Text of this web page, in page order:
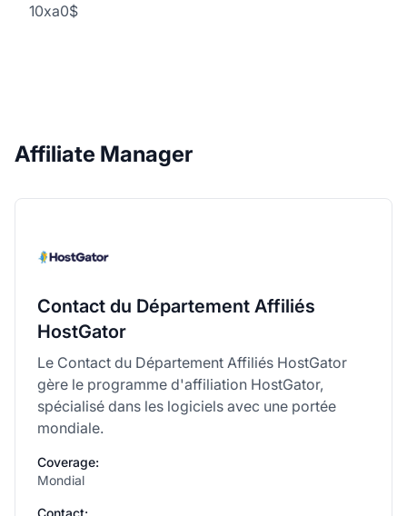
10xa0$
Affiliate Manager
Contact du Département Affiliés
HostGator
Le Contact du Département Affiliés HostGator
gère le programme d'affiliation HostGator,
spécialisé dans les logiciels avec une portée
mondiale.
Coverage:
Mondial
Contact: